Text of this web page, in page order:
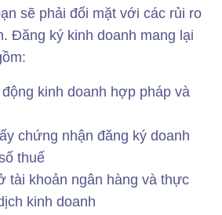
sẽ phải đối mặt với các rủi ro
Đăng ký kinh doanh mang lại
kinh doanh hợp pháp và
chứng nhận đăng ký doanh
thuế
tài khoản ngân hàng và thực
kinh doanh